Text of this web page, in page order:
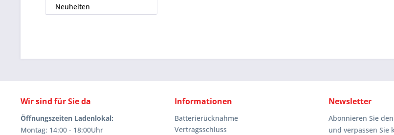
Neuheiten
Wir sind für Sie da
Öffnungszeiten Ladenlokal:
Montag: 14:00 - 18:00Uhr
Informationen
Batterierücknahme
Vertragsschluss
Newsletter
Abonnieren Sie
und verpassen Sie